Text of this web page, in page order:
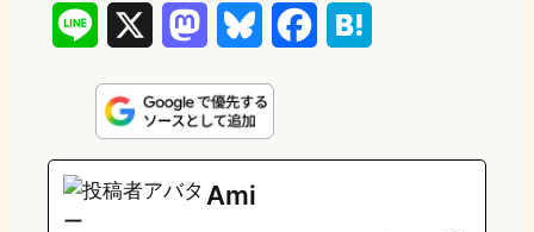
n
e
s
t
o
u
e
e
e
Ami